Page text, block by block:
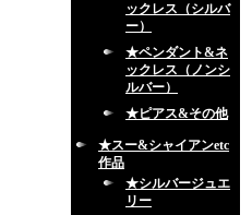
ックレス（シルバ
ー）
★ペンダント&ネ
ックレス（ノンシ
ルバー）
★ピアス&その他
★スー&シャイアンetc
作品
★シルバージュエ
リー